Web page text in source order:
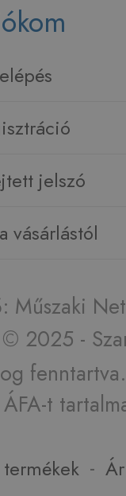
jelszó
vásárlástól
Műszaki
© 2025 -
fenntartva.
t
-